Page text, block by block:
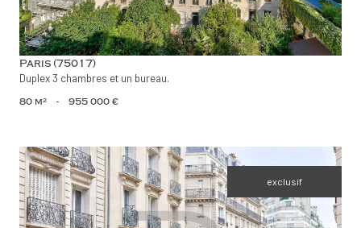
Paris (75017)
Duplex 3 chambres et un bureau.
80 m² - 955 000 €
exclusif